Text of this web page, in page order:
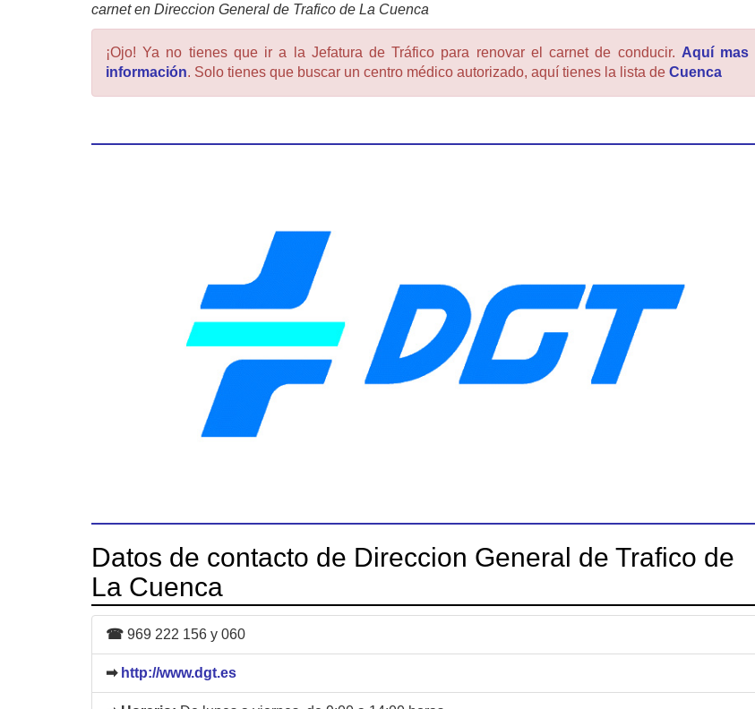
carnet en Direccion General de Trafico de La Cuenca
¡Ojo! Ya no tienes que ir a la Jefatura de Tráfico para renovar el carnet de conducir. Aquí mas
información. Solo tienes que buscar un centro médico autorizado, aquí tienes la lista de Cuenca
Datos de contacto de Direccion General de Trafico de
La Cuenca
☎ 969 222 156 y 060
➡ http://www.dgt.es